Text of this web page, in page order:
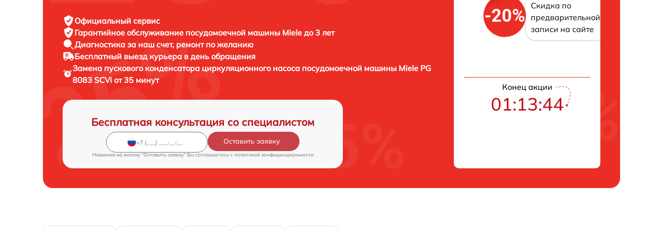
Официальный сервис
Гарантийное обслуживание посудомоечной машины Miele до 3 лет
Диагностика за наш счет, ремонт по желанию
Бесплатный выезд курьера в день обращения
Замена пускового конденсатора циркуляционного насоса посудомоечной машины Miele PG
8083 SCVi от 35 минут
Бесплатная консультация со специалистом
Оставить заявку
Нажимая на кнопку "Оставить заявку" Вы соглашаетесь c политикой конфиденциальности
-20%
Скидка по
предварительной
записи на сайте
Конец акции
01:13:43